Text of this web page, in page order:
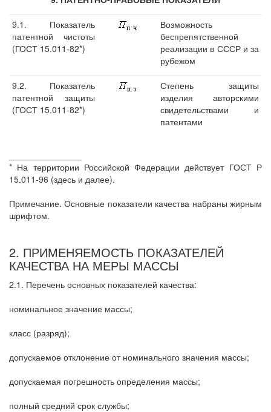
9.1. Показатель
патентной чистоты
(ГОСТ 15.011-82*)
Возможность
беспрепятственной
реализации в СССР и за
рубежом
9.2. Показатель
патентной защиты
(ГОСТ 15.011-82*)
Степень защиты
изделия авторскими
свидетельствами и
патентами
* На территории Российской Федерации действует ГОСТ Р
15.011-96 (здесь и далее).
Примечание. Основные показатели качества набраны жирным
шрифтом.
2. ПРИМЕНЯЕМОСТЬ ПОКАЗАТЕЛЕЙ
КАЧЕСТВА НА МЕРЫ МАССЫ
2.1. Перечень основных показателей качества:
номинальное значение массы;
класс (разряд);
допускаемое отклонение от номинального значения массы;
допускаемая погрешность определения массы;
полный средний срок службы;